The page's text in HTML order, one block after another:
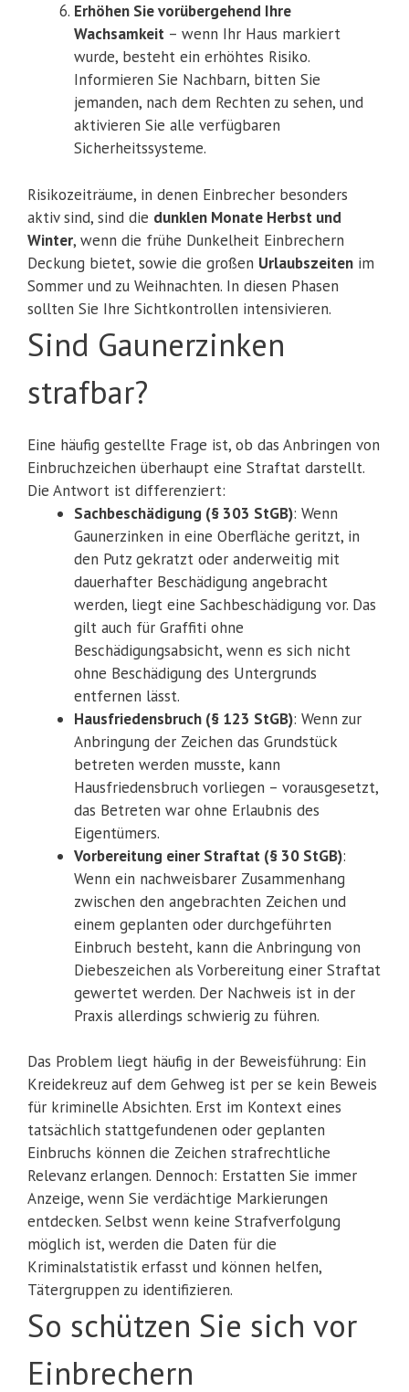
Erhöhen Sie vorübergehend Ihre
Wachsamkeit – wenn Ihr Haus markiert
wurde, besteht ein erhöhtes Risiko.
Informieren Sie Nachbarn, bitten Sie
jemanden, nach dem Rechten zu sehen, und
aktivieren Sie alle verfügbaren
Sicherheitssysteme.
Risikozeiträume, in denen Einbrecher besonders
aktiv sind, sind die dunklen Monate Herbst und
Winter, wenn die frühe Dunkelheit Einbrechern
Deckung bietet, sowie die großen Urlaubszeiten im
Sommer und zu Weihnachten. In diesen Phasen
sollten Sie Ihre Sichtkontrollen intensivieren.
Sind Gaunerzinken
strafbar?
Eine häufig gestellte Frage ist, ob das Anbringen von
Einbruchzeichen überhaupt eine Straftat darstellt.
Die Antwort ist differenziert:
Sachbeschädigung (§ 303 StGB): Wenn
Gaunerzinken in eine Oberfläche geritzt, in
den Putz gekratzt oder anderweitig mit
dauerhafter Beschädigung angebracht
werden, liegt eine Sachbeschädigung vor. Das
gilt auch für Graffiti ohne
Beschädigungsabsicht, wenn es sich nicht
ohne Beschädigung des Untergrunds
entfernen lässt.
Hausfriedensbruch (§ 123 StGB): Wenn zur
Anbringung der Zeichen das Grundstück
betreten werden musste, kann
Hausfriedensbruch vorliegen – vorausgesetzt,
das Betreten war ohne Erlaubnis des
Eigentümers.
Vorbereitung einer Straftat (§ 30 StGB):
Wenn ein nachweisbarer Zusammenhang
zwischen den angebrachten Zeichen und
einem geplanten oder durchgeführten
Einbruch besteht, kann die Anbringung von
Diebeszeichen als Vorbereitung einer Straftat
gewertet werden. Der Nachweis ist in der
Praxis allerdings schwierig zu führen.
Das Problem liegt häufig in der Beweisführung: Ein
Kreidekreuz auf dem Gehweg ist per se kein Beweis
für kriminelle Absichten. Erst im Kontext eines
tatsächlich stattgefundenen oder geplanten
Einbruchs können die Zeichen strafrechtliche
Relevanz erlangen. Dennoch: Erstatten Sie immer
Anzeige, wenn Sie verdächtige Markierungen
entdecken. Selbst wenn keine Strafverfolgung
möglich ist, werden die Daten für die
Kriminalstatistik erfasst und können helfen,
Tätergruppen zu identifizieren.
So schützen Sie sich vor
Einbrechern